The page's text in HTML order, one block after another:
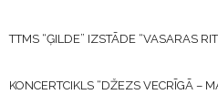
TTMS “ĢILDE” IZSTĀDE “VASARAS
KONCERTCIKLS “DŽEZS VECRĪGĀ –